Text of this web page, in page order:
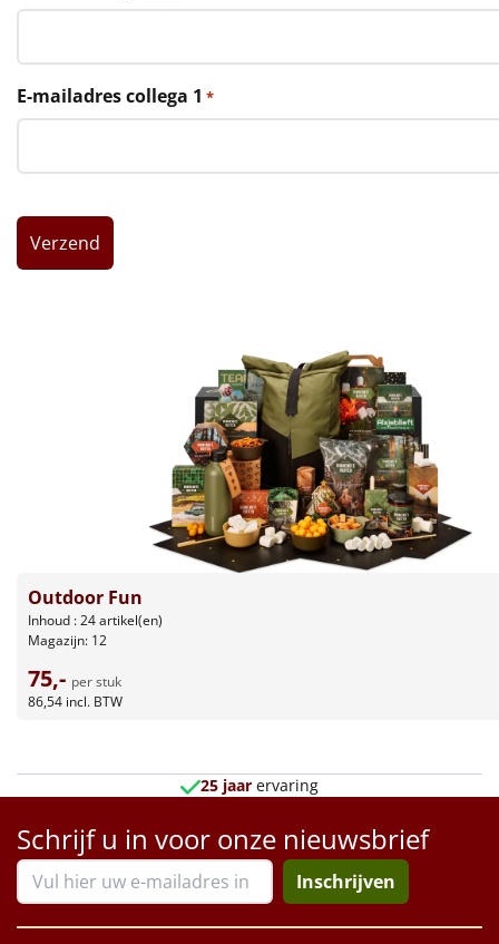
Mannen
Leuke
Tas
Wake up light
Warmtekussen
NIEUW
Slowcooker POPULAIR
Noodradio NIEUW
E-mailadres collega 1 *
Outdoor Fun
Inhoud : 24 artikel(en)
Magazijn: 12
75,- per stuk
86,54 incl. BTW
25 jaar ervaring
Schrijf u in voor onze nieuwsbrief
Inschrijven